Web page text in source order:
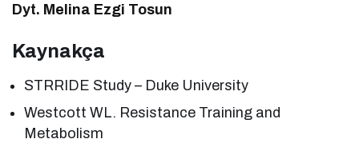
Dyt. Melina Ezgi Tosun
Kaynakça
STRRIDE Study – Duke University
Westcott WL. Resistance Training and
Metabolism